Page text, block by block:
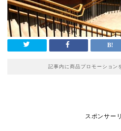
記事内に商品プロモーション
スポンサー